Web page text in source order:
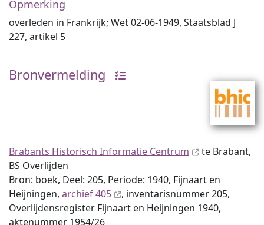
Opmerking
overleden in Frankrijk; Wet 02-06-1949, Staatsblad J
227, artikel 5
Bronvermelding
Brabants Historisch Informatie Centrum
te Brabant,
BS Overlijden
Bron: boek, Deel: 205, Periode: 1940, Fijnaart en
Heijningen, archief 405
, inventaris­num­mer 205,
Overlijdensregister Fijnaart en Heijningen 1940,
aktenummer 1954/26